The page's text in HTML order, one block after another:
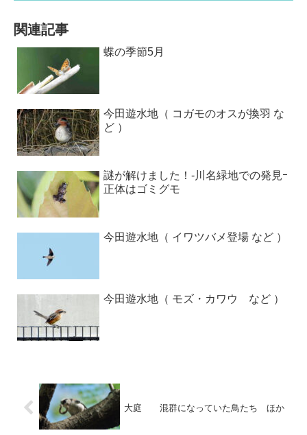
関連記事
蝶の季節5月
今田遊水地（ コガモのオスが換羽 な
ど ）
謎が解けました！-川名緑地での発見ｰ
正体はゴミグモ
今田遊水地（ イワツバメ登場 など ）
今田遊水地（ モズ・カワウ など ）
大庭 混群になっていた鳥たち ほか